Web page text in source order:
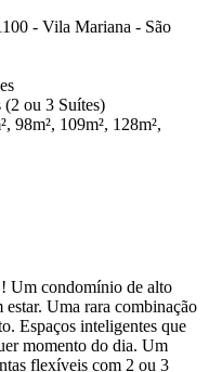
- Vila Mariana - São
ou 3 Suítes)
98m², 109m², 128m²,
Um condomínio de alto
estar. Uma rara combinação
Espaços inteligentes que
momento do dia. Um
flexíveis com 2 ou 3